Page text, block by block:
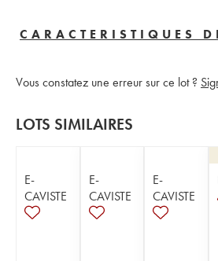
CARACTERISTIQUES
Vous constatez une erreur sur ce lot ?
LOTS SIMILAIRES
E-
CAVISTE
E-
CAVISTE
E-
CAVISTE